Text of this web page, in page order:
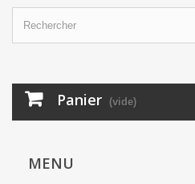
Panier (vide)
MENU